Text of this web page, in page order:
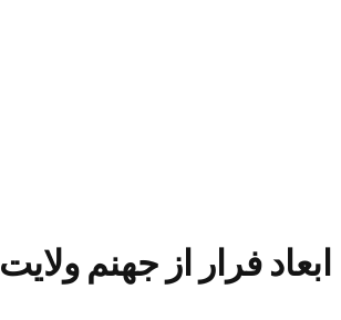
ابعاد فرار از جهنم ولایت